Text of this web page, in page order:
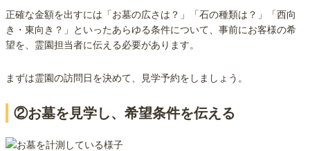
正確な金額を出すには「お墓の広さは？」「石の種類は？」「西向
き・東向き？」といったあらゆる条件について、事前にお客様の希
望を、霊園担当者に伝える必要があります。
まずは霊園の訪問日を決めて、見学予約をしましょう。
②お墓を見学し、希望条件を伝える